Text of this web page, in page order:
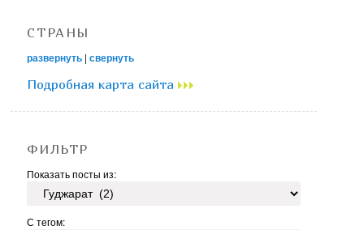
СТРАНЫ
развернуть |свернуть
Подробная карта сайта
ФИЛЬТР
Показать посты из:
С тегом: